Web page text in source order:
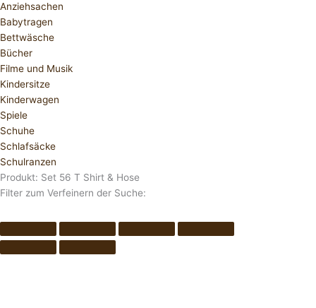
Anziehsachen
Babytragen
Bettwäsche
Bücher
Filme und Musik
Kindersitze
Kinderwagen
Spiele
Schuhe
Schlafsäcke
Schulranzen
Produkt: Set 56 T Shirt & Hose
Filter zum Verfeinern der Suche: